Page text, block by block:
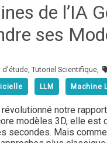
de l’IA
ses
d'étude, Tutoriel Scientifique,
LLM Machine
révolutionné notre
modèles 3D, elle est
secondes. Mais